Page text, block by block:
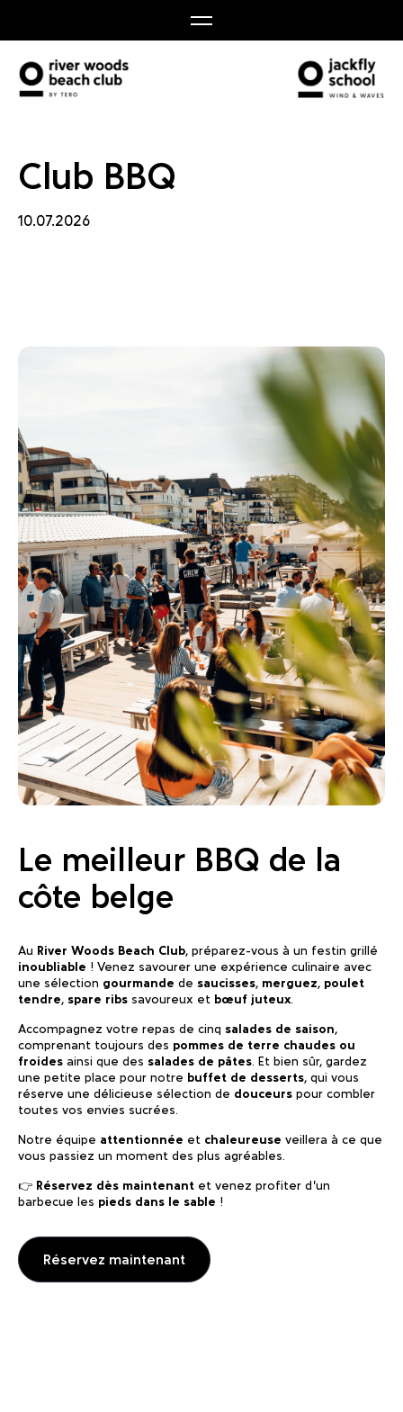
Club BBQ
10.07.2026
Le meilleur BBQ de la
côte belge
Au River Woods Beach Club, préparez-vous à un festin grillé
inoubliable ! Venez savourer une expérience culinaire avec
une sélection gourmande de saucisses, merguez, poulet
tendre, spare ribs savoureux et bœuf juteux.
Accompagnez votre repas de cinq salades de saison,
comprenant toujours des pommes de terre chaudes ou
froides ainsi que des salades de pâtes. Et bien sûr, gardez
une petite place pour notre buffet de desserts, qui vous
réserve une délicieuse sélection de douceurs pour combler
toutes vos envies sucrées.
Notre équipe attentionnée et chaleureuse veillera à ce que
vous passiez un moment des plus agréables.
👉 Réservez dès maintenant et venez profiter d’un
barbecue les pieds dans le sable !
Réservez maintenant